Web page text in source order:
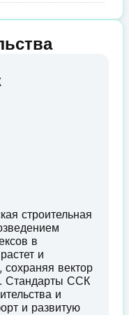
строительная
в
и
вектор
Стандарты ССК
и
и развитую